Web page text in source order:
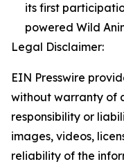
its first
powered Wild
Legal Disclaimer:
EIN Presswire
without warranty of
responsibility or
images, videos,
reliability of the